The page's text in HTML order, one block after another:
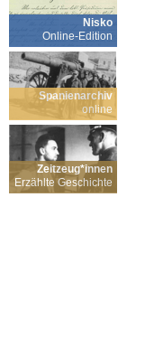
Nisko
Online-Edition
Spanienarchiv
online
Zeitzeug*innen
Erzählte Geschichte